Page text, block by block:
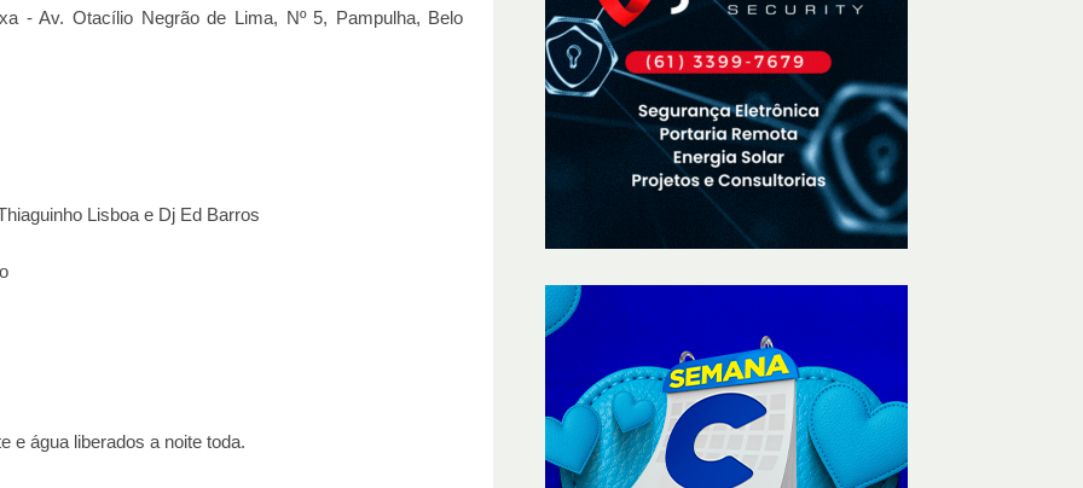
- Av. Otacílio Negrão de Lima, Nº 5, Pampulha, Belo
Lisboa e Dj Ed Barros
e água liberados a noite toda.